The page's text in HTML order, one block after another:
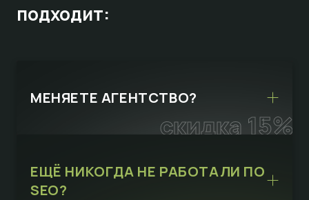
подходит:
скидка 15%
МЕНЯЕТЕ АГЕНТСТВО?
ЕЩЁ НИКОГДА НЕ РАБОТАЛИ ПО
SEO?